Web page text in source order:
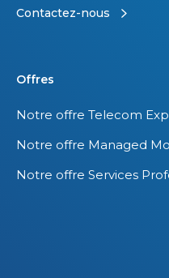
Contactez-nous
Offres
Notre offre Telecom
Notre offre Managed
Notre offre Services